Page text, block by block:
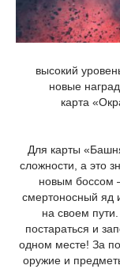
высокий
новые
карта
Для карты
сложности, а это
новым боссом
смертоносный яд
на своем
постараться и
одном месте! За
оружие и